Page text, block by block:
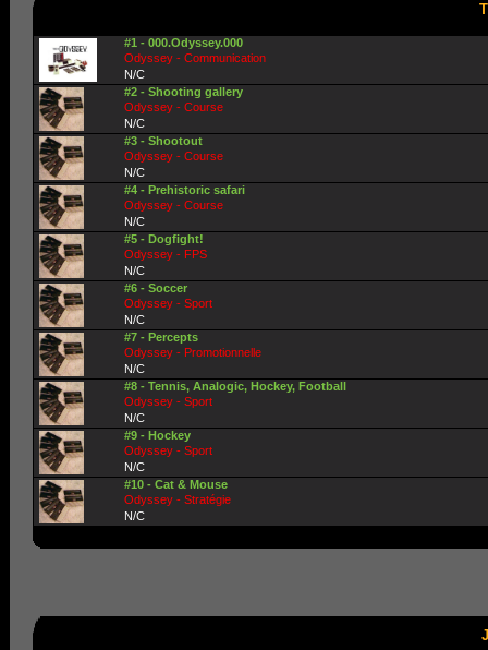
#1 - 000.Odyssey.000
Odyssey - Communication
N/C
#2 - Shooting gallery
Odyssey - Course
N/C
#3 - Shootout
Odyssey - Course
N/C
#4 - Prehistoric safari
Odyssey - Course
N/C
#5 - Dogfight!
Odyssey - FPS
N/C
#6 - Soccer
Odyssey - Sport
N/C
#7 - Percepts
Odyssey - Promotionnelle
N/C
#8 - Tennis, Analogic, Hockey, Football
Odyssey - Sport
N/C
#9 - Hockey
Odyssey - Sport
N/C
#10 - Cat & Mouse
Odyssey - Stratégie
N/C